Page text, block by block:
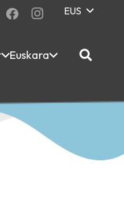
EUS
Euskara